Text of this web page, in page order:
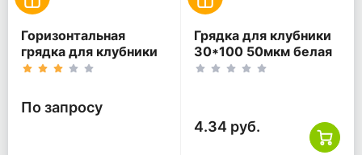
Горизонтальная
грядка для клубники
ПВД по Вашему
По запросу
Грядка для клубники
30*100 50мкм белая
ПВД
4.34 руб.